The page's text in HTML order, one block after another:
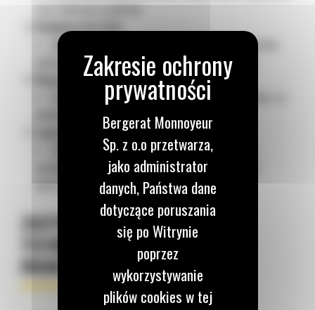
czas realizacji projektów.
Redukcja kosztów:
Dokładny pomiar pozwala ograniczyć marnotrawstwo
materiałów oraz zoptymalizować koszty transportu.
Wsparcie w planowaniu:
Dane z wagi wspierają lepsze zarządzanie zasobami, co
ułatwia organizację pracy na placu budowy.
Lepsze raportowanie:
Zebrane dane mogą być łatwo eksportowane do
systemów zarządzania, wspierając transparentność i
kontrolę procesów.
ZASTOSOWANIA WAGI
TECHNOLOGICZNEJ W RÓŻNYCH
BRANŻACH
Bergerat Monnoyeur
Sp. z o.o przetwarza,
jako administrator
danych, Państwa dane
dotyczące poruszania
się po Witrynie
poprzez
wykorzystywanie
plików cookies w tej